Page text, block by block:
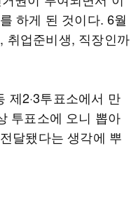
하게 된 것이다. 6월
취업준비생, 직장인까
제2·3투표소에서 만
투표소에 오니 뽑아
달됐다는 생각에 뿌